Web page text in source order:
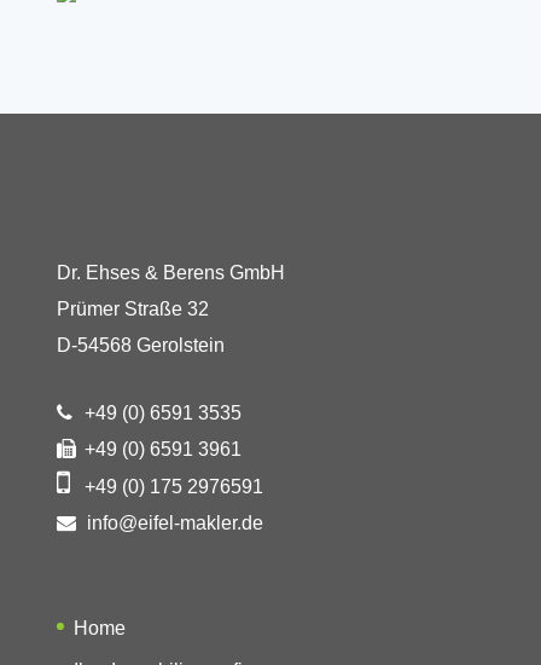
Dr. Ehses & Berens GmbH
Prümer Straße 32
D-54568 Gerolstein
+49 (0) 6591 3535
+49 (0) 6591 3961
+49 (0) 175 2976591
info@eifel-makler.de
Home